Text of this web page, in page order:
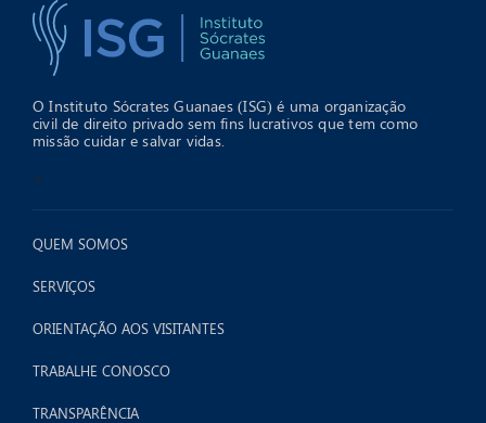
O Instituto Sócrates Guanaes (ISG) é uma organização
civil de direito privado sem fins lucrativos que tem como
missão cuidar e salvar vidas.
>
QUEM SOMOS
SERVIÇOS
ORIENTAÇÃO AOS VISITANTES
TRABALHE CONOSCO
TRANSPARÊNCIA